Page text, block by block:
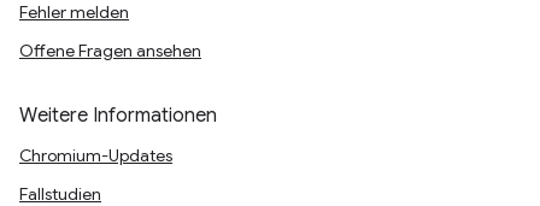
Fehler melden
Offene Fragen ansehen
Weitere Informationen
Chromium-Updates
Fallstudien